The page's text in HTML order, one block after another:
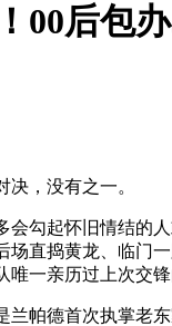
00后包
，没有之一。
勾起怀旧情结的
直捣黄龙、临门
一亲历过上次交锋
兰帕德首次执掌